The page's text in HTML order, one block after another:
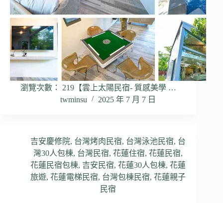
瀏覽次數： 219【雲上太陽民宿- 質感美學 …
twminsu
2025 年 7 月 7 日
吉安慶修院, 台灣烤肉民宿, 台灣泳池民宿, 台
灣30人包棟, 台灣民宿,花蓮住宿,花蓮民宿,
花蓮民宿包棟, 吉安民宿,花蓮30人包棟,花蓮
旅遊,花蓮電梯民宿, 台灣包棟民宿,花蓮親子
民宿